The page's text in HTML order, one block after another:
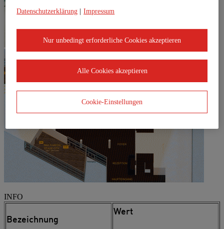
INFO
Bezeichnung
Wert
Datenschutzerklärung | Impressum
Nur unbedingt erforderliche Cookies akzeptieren
Alle Cookies akzeptieren
Cookie-Einstellungen